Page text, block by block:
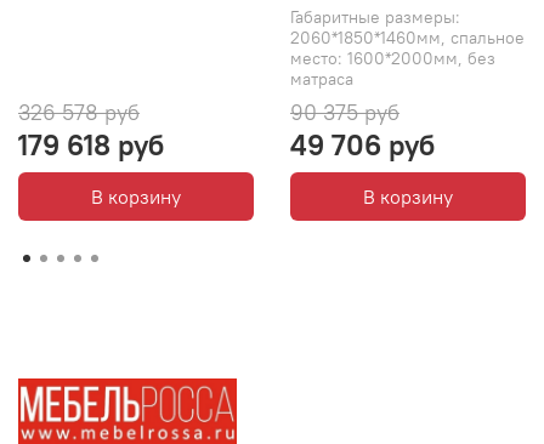
326 578 руб
179 618 руб
В корзину
Габаритные размеры:
2060*1850*1460мм, спальное
место: 1600*2000мм, без
матраса
90 375 руб
49 706 руб
В корзину